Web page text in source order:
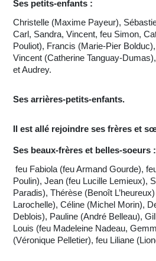
Ses petits-enfants :
Christelle (Maxime Payeur),
Carl, Sandra, Vincent, feu Simon,
Pouliot), Francis (Marie-Pier
Vincent (Catherine Tanguay-
et Audrey.
Ses arrières-petits-enfants.
Il est allé rejoindre ses frères et
Ses beaux-frères et belles-soeurs :
feu Fabiola (feu Armand Gourde),
Poulin), Jean (feu Lucille Lemieux),
Paradis), Thérèse (Benoît
Larochelle), Céline (Michel Morin),
Deblois), Pauline (André Belleau),
Louis (feu Madeleine Nadeau,
(Véronique Pelletier), feu Liliane